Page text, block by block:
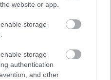
website or app.
storage
storage
authentication
and other